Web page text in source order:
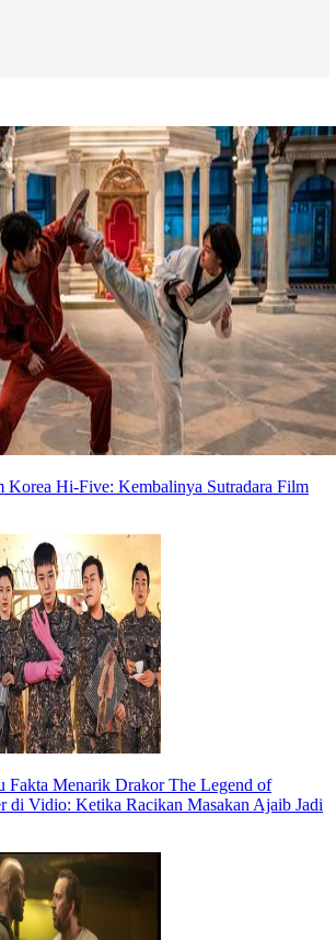
Korea Hi-Five: Kembalinya Sutradara Film
Fakta Menarik Drakor The Legend of
di Vidio: Ketika Racikan Masakan Ajaib Jadi